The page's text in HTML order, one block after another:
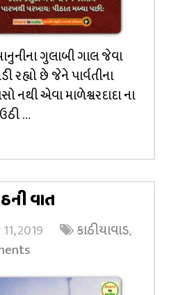
ગુલાબી ગાલ જેવા
છે જેને પાર્વતીના
નથી એવા માળેશ્વરદાદા ના
…
વાત
2019 કાઠીયાવાડ,